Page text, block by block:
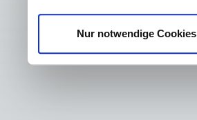
Nur notwendige Cookies